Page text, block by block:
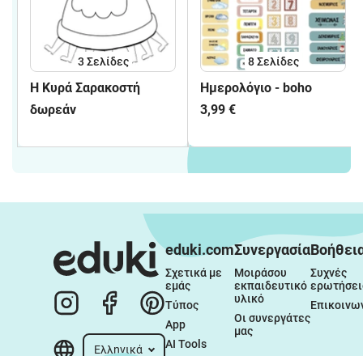
3 Σελίδες
H Κυρά Σαρακοστή
δωρεάν
8Σελίδες
Ημερολόγιο - boho
3,99 €
Ελληνικά
eduki.com
Σχετικά με
εμάς
Τύπος
App
AI Tools
Συνεργασία
Μοιράσου
εκπαιδευτικό
υλικό
Οι συνεργάτες
μας
Συχνές